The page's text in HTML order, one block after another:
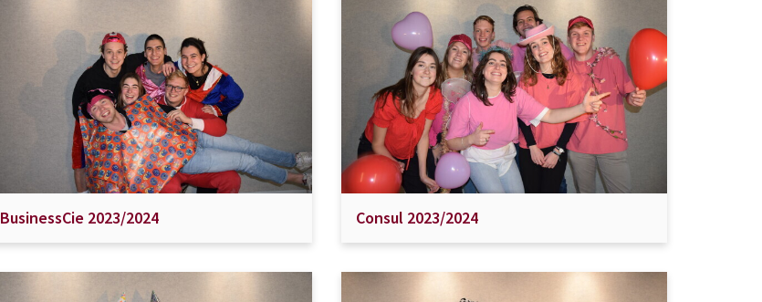
BusinessCie 2023/2024 Consul 2023/2024